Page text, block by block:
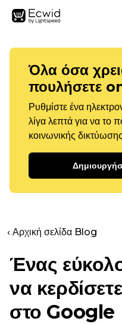
Όλα όσα
πουλήσετε
Ρυθμίστε ένα
λίγα λεπτά για να το
κοινωνικής
‹ Αρχική σελίδα Blog
Ένας
να
στο